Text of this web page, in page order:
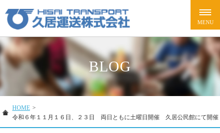
BLOG
HOME >
令和６年１１月１６日、２３日 両日ともに土曜日開催 久居公民館にて開催